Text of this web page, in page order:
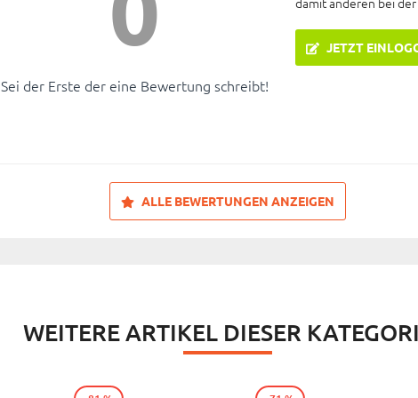
Sei der Erste der eine Bewertung schreibt!
JETZT
ALLE BEWERTUNGEN ANZEIGEN
WEITERE ARTIKEL DIESER